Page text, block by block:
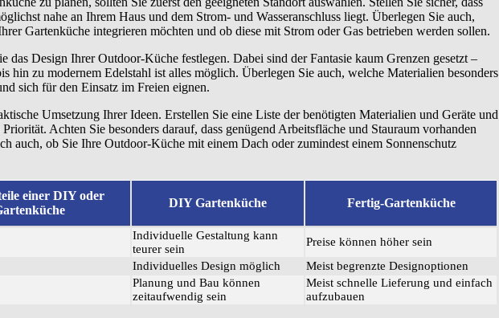
nahe an Ihrem Haus und dem Strom- und Wasseranschluss liegt. Überlegen Sie auch,
Gartenküche integrieren möchten und ob diese mit Strom oder Gas betrieben werden sollen.
das Design Ihrer Outdoor-Küche festlegen. Dabei sind der Fantasie kaum Grenzen gesetzt –
hin zu modernem Edelstahl ist alles möglich. Überlegen Sie auch, welche Materialien besonders
sich für den Einsatz im Freien eignen.
Umsetzung Ihrer Ideen. Erstellen Sie eine Liste der benötigten Materialien und Geräte und
Achten Sie besonders darauf, dass genügend Arbeitsfläche und Stauraum vorhanden
auch, ob Sie Ihre Outdoor-Küche mit einem Dach oder zumindest einem Sonnenschutz
einer DIY oder
DIY Gartenküche Fertig-Gartenküche
Individuelle Gestaltung kann
teurer sein
Preise können höher sein
Individuelles Design möglich
Meist begrenzte Designoptionen
Planung und Bau können
zeitaufwendig sein
Meist schnelle Lieferung und einfach
aufzubauen